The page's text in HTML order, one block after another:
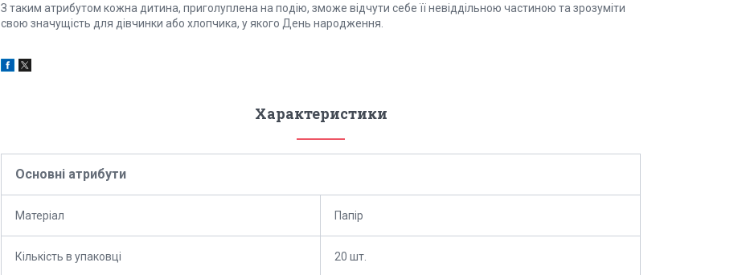
З таким атрибутом кожна дитина, приголуплена на подію, зможе відчути себе її невіддільною частиною та зрозуміти
свою значущість для дівчинки або хлопчика, у якого День народження.
Характеристики
Основні атрибути
Матеріал Папір
Кількість в упаковці 20 шт.